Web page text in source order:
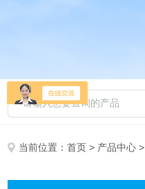
当前位置：首页 > 产品中心